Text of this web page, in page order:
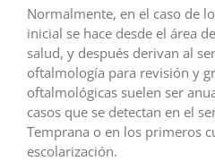
Normalmente, en el caso de
inicial se hace desde el área
salud, y después derivan al
oftalmología para revisión y
oftalmológicas suelen ser
casos que se detectan en el
Temprana o en los primeros
escolarización.